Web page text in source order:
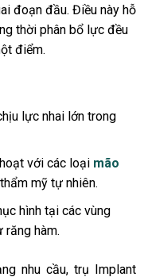
đoạn đầu. Điều này hỗ
thời phân bổ lực đều
điểm.
lực nhai lớn trong
với các loại mão
mỹ tự nhiên.
hình tại các vùng
răng hàm.
nhu cầu, trụ Implant